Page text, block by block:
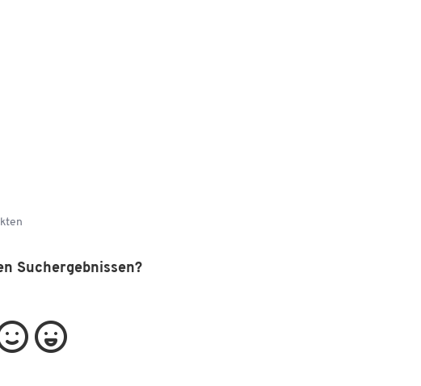
Suchergebnissen?